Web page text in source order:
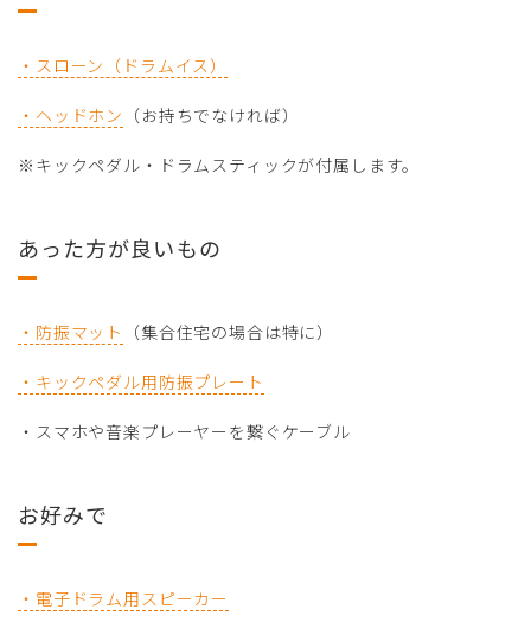
・スローン（ドラムイス）
・ヘッドホン （お持ちでなければ）
※キックペダル・ドラムスティックが付属します。
あった方が良いもの
・防振マット （集合住宅の場合は特に）
・キックペダル用防振プレート
・スマホや音楽プレーヤーを繋ぐケーブル
お好みで
・電子ドラム用スピーカー